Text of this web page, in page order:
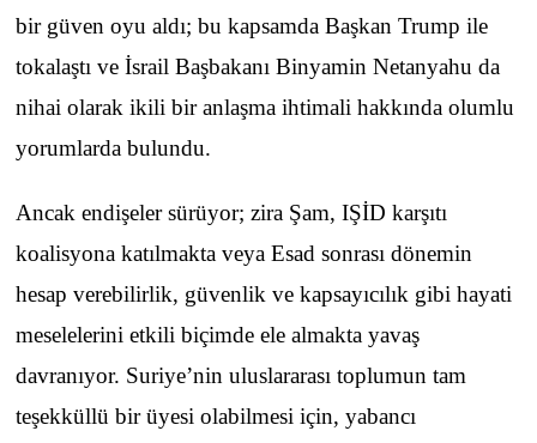
bir güven oyu aldı; bu kapsamda Başkan Trump ile
tokalaştı ve İsrail Başbakanı Binyamin Netanyahu da
nihai olarak ikili bir anlaşma ihtimali hakkında olumlu
yorumlarda bulundu.
Ancak endişeler sürüyor; zira Şam, IŞİD karşıtı
koalisyona katılmakta veya Esad sonrası dönemin
hesap verebilirlik, güvenlik ve kapsayıcılık gibi hayati
meselelerini etkili biçimde ele almakta yavaş
davranıyor. Suriye’nin uluslararası toplumun tam
teşekküllü bir üyesi olabilmesi için, yabancı